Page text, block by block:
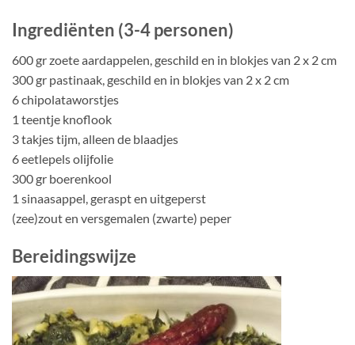
Ingrediënten (3-4 personen)
600 gr zoete aardappelen, geschild en in blokjes van 2 x 2 cm
300 gr pastinaak, geschild en in blokjes van 2 x 2 cm
6 chipolataworstjes
1 teentje knoflook
3 takjes tijm, alleen de blaadjes
6 eetlepels olijfolie
300 gr boerenkool
1 sinaasappel, geraspt en uitgeperst
(zee)zout en versgemalen (zwarte) peper
Bereidingswijze